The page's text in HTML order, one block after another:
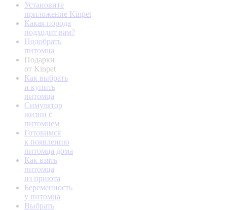
Установите
приложение Kinpet
Какая порода
подходит вам?
Подобрать
питомца
Подарки
от Kinpet
Как выбрать
и купить
питомца
Симулятор
жизни с
питомцем
Готовимся
к появлению
питомца дома
Как взять
питомца
из приюта
Беременность
у питомца
Выбрать